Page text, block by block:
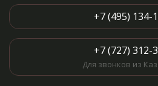
+7 (495) 134-
+7 (727) 312-
Для звонков из